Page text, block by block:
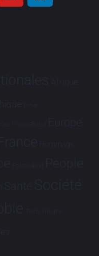
Afrique
Brève
France-Brésil Europe
Hommage
Partenariat People
Santé Société
Tech Tribune